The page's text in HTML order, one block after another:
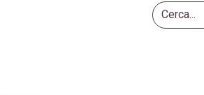
Search